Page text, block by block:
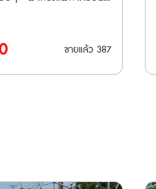
(Main Building) 3.
「lumiere」
5. café
6. Okayama
Tour Bus 1-Day
ระเป๋าให้ ขบวน
ห้บริการโดยบริษัท JR
งในพื้นที่ภูมิภาคคันไซ และ
เกียวโต โกเบ นารา ฮิเม
ทางเข้าออกจากสนาม
Seat) ได้ ● ใช้
ขายแล้ว 387